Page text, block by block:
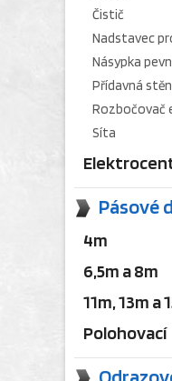
Čistič
Nadstavec
Násypka
Přídavná
Rozbočovač
Síta
Pásové
4m
6,5m a 8m
11m, 13m a
Polohovací